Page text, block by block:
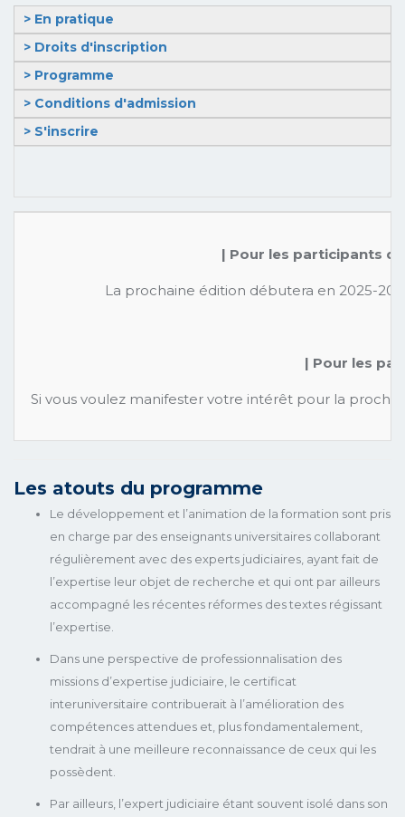
> En pratique
> Droits d'inscription
> Programme
> Conditions d'admission
> S'inscrire
| Pour les participants
La prochaine édition débutera en 2025-
| Pour les
Si vous voulez manifester votre intérêt pour la
Les atouts du programme
Le développement et l’animation de la formation sont pris
en charge par des enseignants universitaires collaborant
régulièrement avec des experts judiciaires, ayant fait de
l’expertise leur objet de recherche et qui ont par ailleurs
accompagné les récentes réformes des textes régissant
l’expertise.
Dans une perspective de professionnalisation des
missions d’expertise judiciaire, le certificat
interuniversitaire contribuerait à l’amélioration des
compétences attendues et, plus fondamentalement,
tendrait à une meilleure reconnaissance de ceux qui les
possèdent.
Par ailleurs, l’expert judiciaire étant souvent isolé dans son